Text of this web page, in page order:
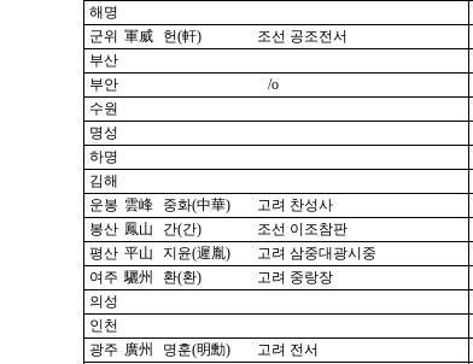
해명
군위 軍威 헌(軒) 조선 공조전서
부산
부안
/o
수원
명성
하명
김해
운봉 雲峰 중화(中華) 고려 찬성사
봉산 鳳山 간(간) 조선 이조참판
평산 平山 지윤(遲胤) 고려 삼중대광시중
여주 驪州 환(환) 고려 중랑장
의성
인천
광주 廣州 명훈(明勳) 고려 전서